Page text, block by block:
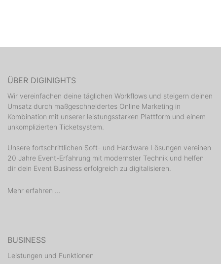
ÜBER DIGINIGHTS
Wir vereinfachen deine täglichen Workflows und steigern deinen
Umsatz durch maßgeschneidertes Online Marketing in
Kombination mit unserer leistungsstarken Plattform und einem
unkomplizierten Ticketsystem.
Unsere fortschrittlichen Soft- und Hardware Lösungen vereinen
20 Jahre Event-Erfahrung mit modernster Technik und helfen
dir dein Event Business erfolgreich zu digitalisieren.
Mehr erfahren ...
BUSINESS
Leistungen und Funktionen